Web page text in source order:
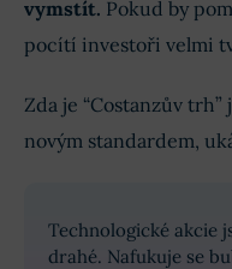
vymstít. Pokud by
pocítí investoři velmi
Zda je “Costanzův
novým standardem,
Technologické akcie
drahé. Nafukuje se